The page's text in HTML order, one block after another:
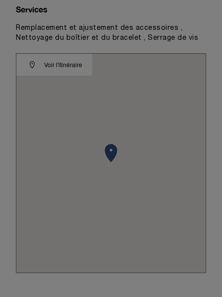
Voir l'itinéraire
Services
Remplacement et ajustement des accessoires ,
Nettoyage du boîtier et du bracelet , Serrage de vis